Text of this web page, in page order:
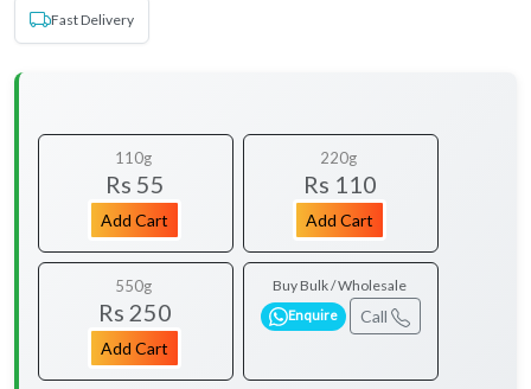
Fast Delivery
110g
Rs 55
Add Cart
220g
Rs 110
Add Cart
550g
Rs 250
Add Cart
Buy Bulk / Wholesale
Enquire Call